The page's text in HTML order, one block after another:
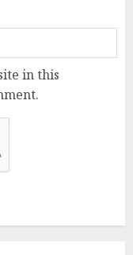
in this